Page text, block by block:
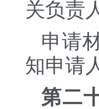
关负责
申请
知申请
第二